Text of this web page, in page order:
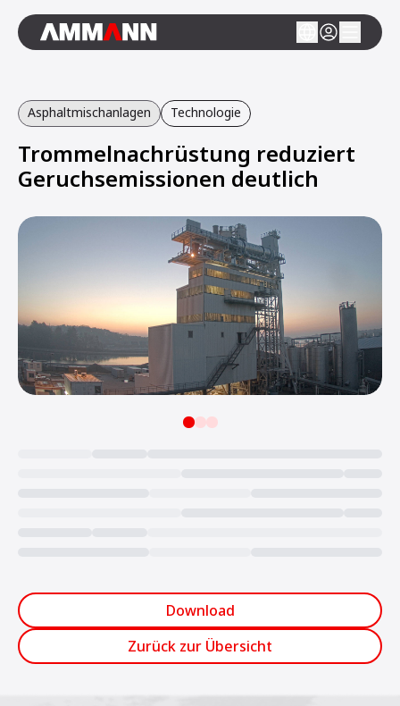
Asphaltmischanlagen Technologie
Trommelnachrüstung reduziert
Geruchsemissionen deutlich
Download
Zurück zur Übersicht